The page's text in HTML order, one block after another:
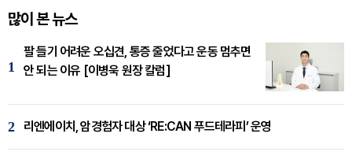
많이 본 뉴스
1
팔 들기 어려운 오십견, 통증 줄었다고 운동 멈추면
안 되는 이유 [이병욱 원장 칼럼]
2 리엔에이치, 암경험자 대상 ‘RE:CAN 푸드테라피’ 운영